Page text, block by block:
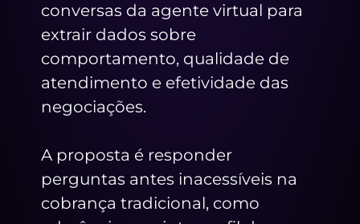
conversas da agente virtual para
extrair dados sobre
comportamento, qualidade de
atendimento e efetividade das
negociações.
A proposta é responder
perguntas antes inacessíveis na
cobrança tradicional, como